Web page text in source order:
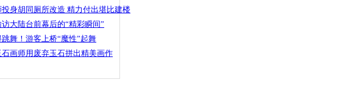
身胡同厕所改造 精力付出堪比建楼
大陆台前幕后的“精彩瞬间”
舞！游客上桥“魔性”起舞
画师用废弃玉石拼出精美画作